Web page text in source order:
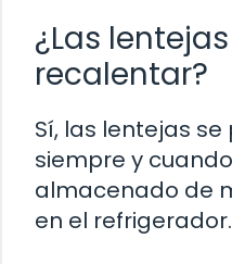
¿Las
recalentar?
Sí, las lentejas
siempre y
almacenado de
en el refrigerador.